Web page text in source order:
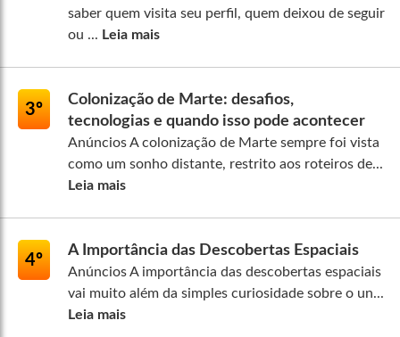
saber quem visita seu perfil, quem deixou de seguir
ou ... Leia mais
3º
Colonização de Marte: desafios,
tecnologias e quando isso pode acontecer
Anúncios A colonização de Marte sempre foi vista
como um sonho distante, restrito aos roteiros de...
Leia mais
4º
A Importância das Descobertas Espaciais
Anúncios A importância das descobertas espaciais
vai muito além da simples curiosidade sobre o un...
Leia mais